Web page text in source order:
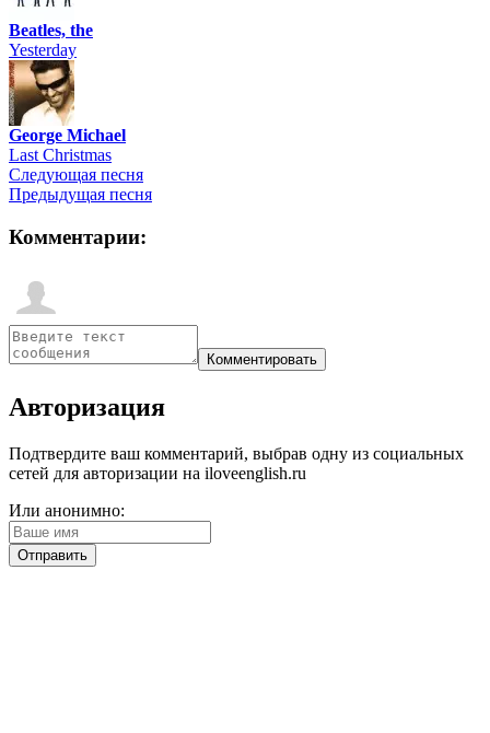
Beatles, the
Yesterday
George Michael
Last Christmas
Следующая песня
Предыдущая песня
Комментарии:
Авторизация
Подтвердите ваш комментарий, выбрав одну из социальных
сетей для авторизации на iloveenglish.ru
Или анонимно: